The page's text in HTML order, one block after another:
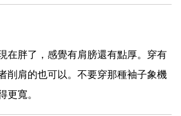
在胖了，感覺有肩膀還有點厚。穿有
削肩的也可以。不要穿那種袖子象機
更寬。